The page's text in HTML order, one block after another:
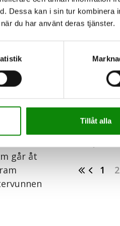
Dessa kan i sin tur kombinera
du har använt deras tjänster.
Tillåt alla
övriga
53
Waste
går åt
har
Mängden
soppåsen, har
visar n…
1%
Trots att 99
Sverige inte ut
LÄS MER
1 2